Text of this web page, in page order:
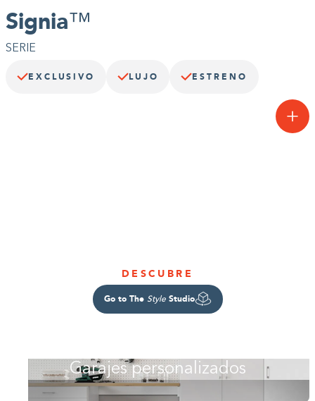
Signia ™
SERIE
EXCLUSIVO LUJO ESTRENO
La textura del lujo.
Nuestra colección principal presenta texturas y colores modernos
inspirados en la naturaleza. Estos acabados de lujo son exclusivos
DESCUBRE
Go to The StyleStudio
Garajes personalizados